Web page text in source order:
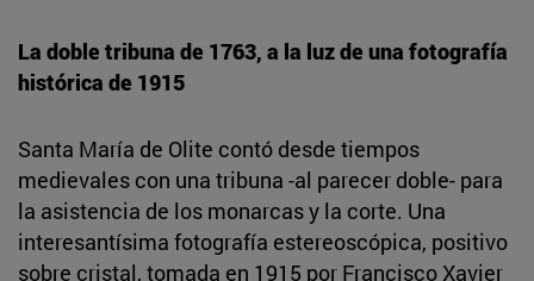
La doble tribuna de 1763, a la luz de una fotografía
histórica de 1915
Santa María de Olite contó desde tiempos
medievales con una tribuna -al parecer doble- para
la asistencia de los monarcas y la corte. Una
interesantísima fotografía estereoscópica, positivo
sobre cristal, tomada en 1915 por Francisco Xavier